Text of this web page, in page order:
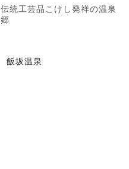
伝統工芸品こけし発祥の温泉
郷
飯坂温泉